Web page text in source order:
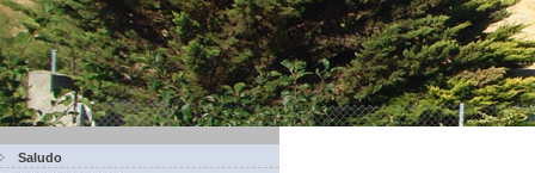
Saludo